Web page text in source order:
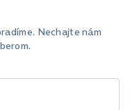
Nechajte nám